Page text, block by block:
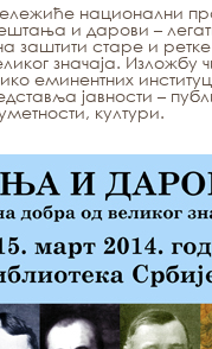
национални
и дарови –
заштити старе и
значаја. Изложбу
еминентних
јавности –
култури.